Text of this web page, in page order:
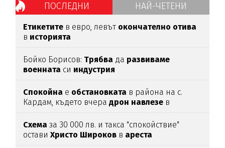
ПОСЛЕДНИ НАЙ-ЧЕТЕНИ
Етикетите в евро, левът окончателно отива
в историята
Бойко Борисов: Трябва да развиваме
военната си индустрия
Спокойна е обстановката в района на с.
Кардам, където вчерадрон навлезе в
Схема за 30 000 лв. и такса "спокойствие"
оставиХристо Широков в ареста